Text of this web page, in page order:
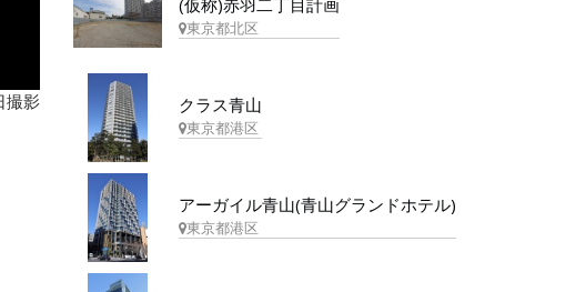
撮影
(仮称)赤羽二丁目計画
東京都北区
クラス青山
東京都港区
アーガイル青山(青山グランドホテル)
東京都港区